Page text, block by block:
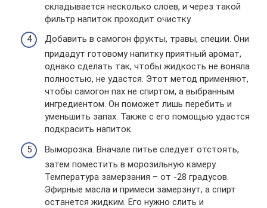
складывается несколько слоев, и через такой
фильтр напиток проходит очистку.
Добавить в самогон фрукты, травы, специи. Они
придадут готовому напитку приятный аромат,
однако сделать так, чтобы жидкость не воняла
полностью, не удастся. Этот метод применяют,
чтобы самогон пах не спиртом, а выбранным
ингредиентом. Он поможет лишь перебить и
уменьшить запах. Также с его помощью удастся
подкрасить напиток.
Выморозка. Вначале питье следует отстоять,
затем поместить в морозильную камеру.
Температура замерзания – от -28 градусов.
Эфирные масла и примеси замерзнут, а спирт
останется жидким. Его нужно слить и